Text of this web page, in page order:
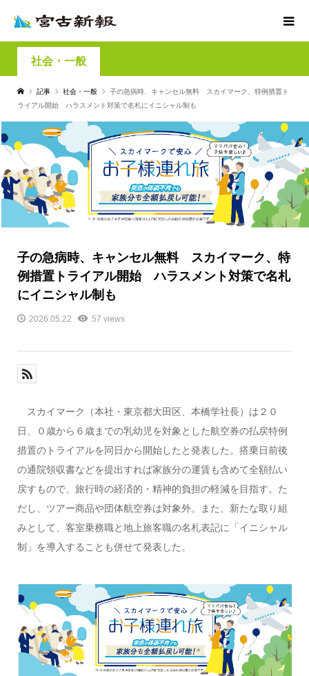
社会・一般
記事 社会・一般
子の急病時、キャンセル無料 スカイマーク、特例措置ト
ライアル開始 ハラスメント対策で名札にイニシャル制も
子の急病時、キャンセル無料 スカイマーク、特
例措置トライアル開始 ハラスメント対策で名札
にイニシャル制も
2026.05.22 57 views
スカイマーク（本社・東京都大田区、本橋学社長）は２０
日、０歳から６歳までの乳幼児を対象とした航空券の払戻特例
措置のトライアルを同日から開始したと発表した。搭乗日前後
の通院領収書などを提出すれば家族分の運賃も含めて全額払い
戻すもので、旅行時の経済的・精神的負担の軽減を目指す。た
だし、ツアー商品や団体航空券は対象外。また、新たな取り組
みとして、客室乗務職と地上旅客職の名札表記に「イニシャル
制」を導入することも併せて発表した。